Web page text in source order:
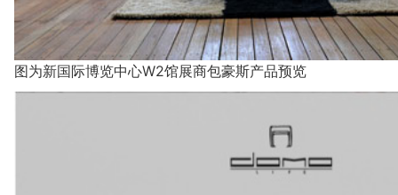
图为新国际博览中心W2馆展商包豪斯产品预览